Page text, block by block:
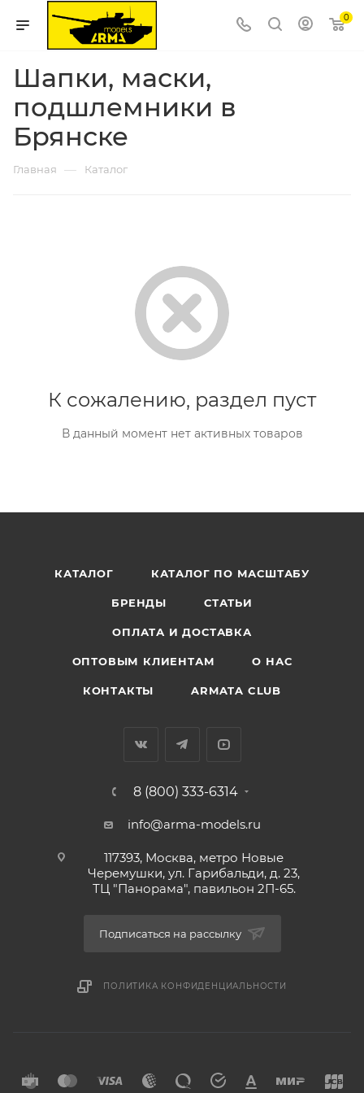
0
Шапки, маски,
подшлемники в
Брянске
Главная — Каталог
К сожалению, раздел пуст
В данный момент нет активных товаров
КАТАЛОГ КАТАЛОГ ПО МАСШТАБУ
БРЕНДЫ СТАТЬИ
ОПЛАТА И ДОСТАВКА
ОПТОВЫМ КЛИЕНТАМ О НАС
КОНТАКТЫ ARMATA CLUB
8 (800) 333-6314
info@arma-models.ru
117393, Москва, метро Новые
Черемушки, ул. Гарибальди, д. 23,
ТЦ "Панорама", павильон 2П-65.
Подписаться на рассылку
ПОЛИТИКА КОНФИДЕНЦИАЛЬНОСТИ